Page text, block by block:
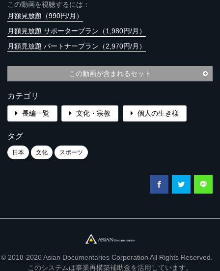
この動画を視聴するには：
月額見放題（990円/月）
月額見放題 サポータープラン（1,980円/月）
月額見放題 パートナープラン（2,970円/月）
この動画が含まれるセット
カテゴリ
長編一覧 文化・宗教 個人の生き様
タグ
日本 文化 スポーツ
© 2018-2026 Asian Documentaries Corporation All Rights Reserved.
このシステムは事業再構築補助金を活用しています。